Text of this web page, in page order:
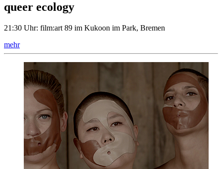
queer ecology
21:30 Uhr: film:art 89 im Kukoon im Park, Bremen
mehr